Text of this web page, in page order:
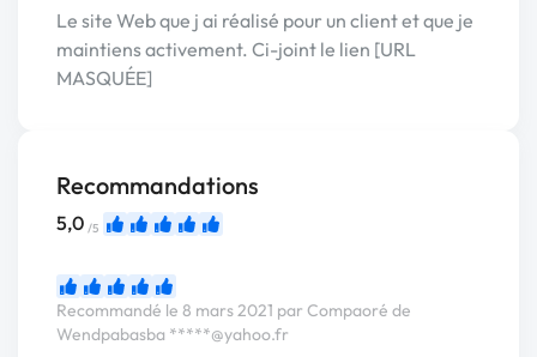
Le site Web que j ai réalisé pour un client et que je
maintiens activement. Ci-joint le lien [URL
MASQUÉE]
Recommandations
5,0 /5
Recommandé le 8 mars 2021 par Compaoré de
Wendpabasba *****@yahoo.fr